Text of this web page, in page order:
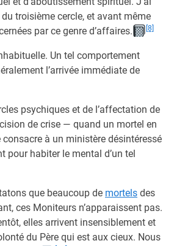
troisième cercle, et avant même
par ce genre d’affaires.
[8]
Un tel comportement
l’arrivée immédiate de
psychiques et de l’affectation de
de crise — quand un mortel en
à un ministère désintéressé
pour habiter le mental d’un tel
que beaucoup de mortels des
ces Moniteurs n’apparaissent pas.
elles arrivent insensiblement et
du Père qui est aux cieux. Nous